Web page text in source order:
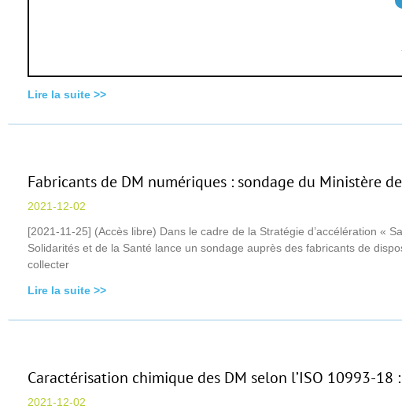
Lire la suite >>
Fabricants de DM numériques : sondage du Ministère
2021-12-02
[2021-11-25] (Accès libre) Dans le cadre de la Stratégie d’accélération «
Solidarités et de la Santé lance un sondage auprès des fabricants de
collecter
Lire la suite >>
Caractérisation chimique des DM selon l’ISO 10993-18
2021-12-02